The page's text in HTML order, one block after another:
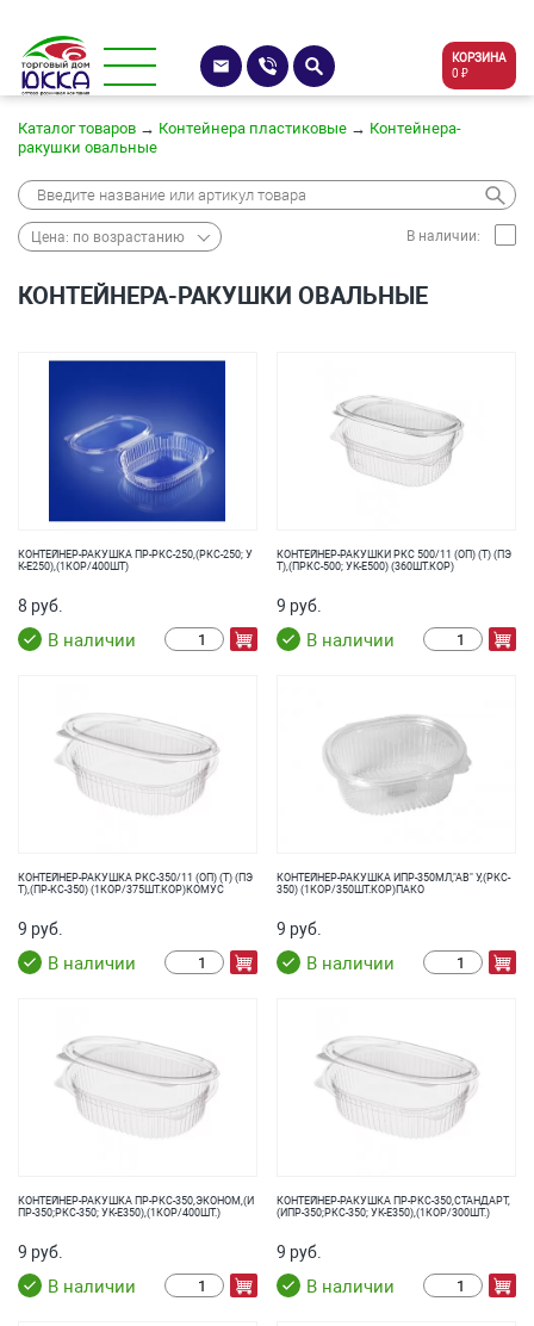
КОРЗИНА
0 ₽
Каталог товаров → Контейнера пластиковые → Контейнера-
ракушки овальные
Цена: по возрастанию В наличии:
КОНТЕЙНЕРА-РАКУШКИ ОВАЛЬНЫЕ
КОНТЕЙНЕР-РАКУШКА ПР-РКС-250,(РКС-250; У
К-Е250),(1КОР/400ШТ)
8 руб.
В наличии
КОНТЕЙНЕР-РАКУШКИ РКС 500/11 (ОП) (Т) (ПЭ
Т),(ПРКС-500; УК-Е500) (360ШТ.КОР)
9 руб.
В наличии
КОНТЕЙНЕР-РАКУШКА РКС-350/11 (ОП) (Т) (ПЭ
Т),(ПР-КС-350) (1КОР/375ШТ.КОР)КОМУС
9 руб.
В наличии
КОНТЕЙНЕР-РАКУШКА ИПР-350МЛ,"АВ" У,(РКС-
350) (1КОР/350ШТ.КОР)ПАКО
9 руб.
В наличии
КОНТЕЙНЕР-РАКУШКА ПР-РКС-350,ЭКОНОМ,(И
ПР-350;РКС-350; УК-Е350),(1КОР/400ШТ.)
9 руб.
В наличии
КОНТЕЙНЕР-РАКУШКА ПР-РКС-350,СТАНДАРТ,
(ИПР-350;РКС-350; УК-Е350),(1КОР/300ШТ.)
9 руб.
В наличии